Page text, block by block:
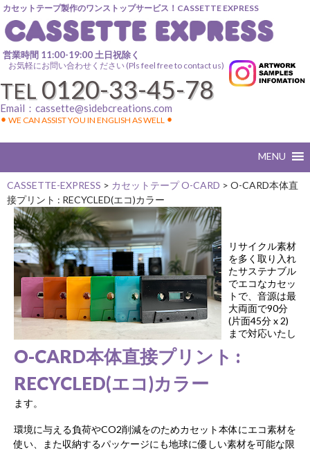
カセットテープ製作のワンストップサービス！CASSETTE EXPRESS
営業時間 11:00-19:00 土日祝除く
お気軽にお問い合わせください (Pls feel free to contact us)
TEL 0120-33-45-78
Email： cassette@sidebcreations.com
⚫︎ WE CAN ASSIST YOU IN ENGLISH AS WELL ⚫︎
CASSETTE-EXPRESS > カセットテープ O-CARD > O-CARD本体直
接プリント : RECYCLED(エコ)カラー
O-CARD本体直接プリント :
RECYCLED(エコ)カラー
リサイクル素材
を多く取り入れ
たサステナブル
でエコなカセッ
トで、音源は最
大両面で90分
(片面45分 x 2)
まで対応いたし
ます。
環境に与える負荷やCO2削減をのためカセット本体にエコ素材を
使い、また収納するパッケージにも地球に優しい素材を可能な限